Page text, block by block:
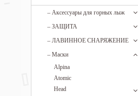
– Аксессуары для горных лыж
– ЗАЩИТА
– ЛАВИННОЕ СНАРЯЖЕНИЕ
– Маски
Alpina
Atomic
Head